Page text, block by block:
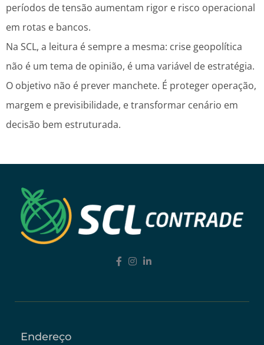
períodos de tensão aumentam rigor e risco operacional
em rotas e bancos.
Na SCL, a leitura é sempre a mesma: crise geopolítica
não é um tema de opinião, é uma variável de estratégia.
O objetivo não é prever manchete. É proteger operação,
margem e previsibilidade, e transformar cenário em
decisão bem estruturada.
Endereço